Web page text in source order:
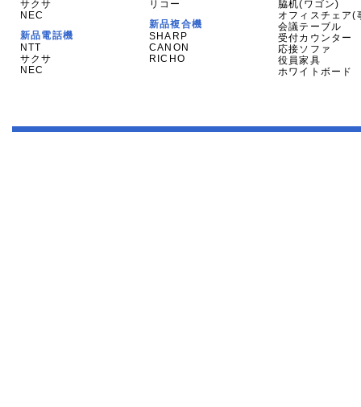
サクサ
NEC
新品電話機
NTT
サクサ
NEC
リコー
新品複合機
SHARP
CANON
RICHO
脇机(ワゴン)
オフィスチェア(
会議テーブル
受付カウンター
応接ソファ
役員家具
ホワイトボード